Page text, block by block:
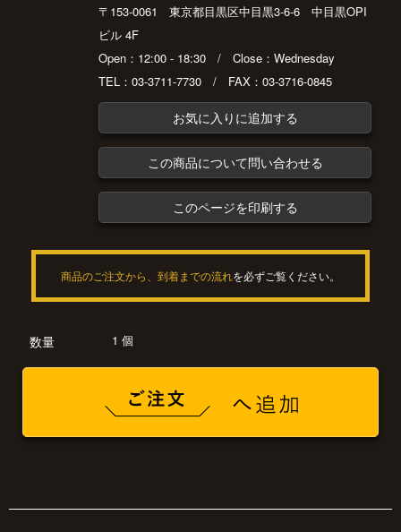
〒153-0061 東京都目黒区中目黒3-6-6 中目黒OPI
ビル 4F
Open：12:00 - 18:30 / Close：Wednesday
TEL：03-3711-7730 / FAX：03-3716-0845
お気に入りに追加する
この商品について問い合わせる
このページを印刷する
商品のご注文から、到着までの流れを必ずご覧ください。
数量 1 個